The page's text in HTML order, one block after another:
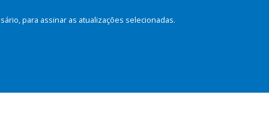
para assinar as atualizações selecionadas.